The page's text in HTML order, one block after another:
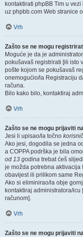
kontaktirati phpBB Tim u
uz phpbb.com Web stranice
Vrh
Zašto se ne mogu
Moguće je da je
pokušavaš registrirati [ili isto
pošte kojom se pokušavaš
onemogućio/la Registraciju
računa.
Bilo kako bilo, kontaktiraj
Vrh
Zašto se ne mogu prijaviti
Jesi li upisao/la točno
Ako jesi, dogodila se jedna
a COPPA podrška je bila
od 13 godina trebat ćeš
je možda potrebna aktivacija
obavijest ili prilikom same
Ako si eliminirao/la obje
kontaktiraj administratora/
računom].
Vrh
Zašto se ne mogu prijaviti